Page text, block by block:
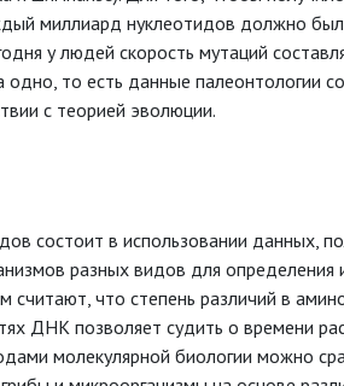
миллиард нуклеотидов должно
у людей скорость мутаций
то есть данные палеонтологии
с теорией эволюции.
состоит в использовании данных,
разных видов для определения
что степень различий в
ДНК позволяет судить о времени
молекулярной биологии можно